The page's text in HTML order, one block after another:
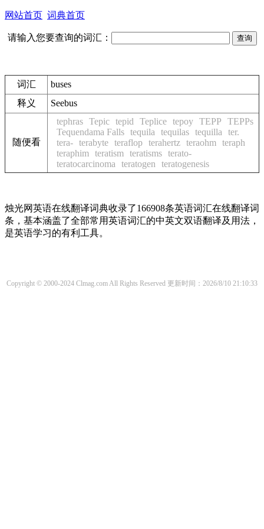
网站首页 词典首页
请输入您要查询的词汇：
词汇
buses
释义
Seebus
随便看
tephras Tepic tepid Teplice tepoy TEPP
TEPPs
Tequendama Falls tequila tequilas tequilla
ter.
tera- terabyte teraflop terahertz teraohm
teraph
teraphim
teratism teratisms terato-
teratocarcinoma
teratogen teratogenesis
烛光网英语在线翻译词典收录了166908条英语词汇在线翻译词
条，基本涵盖了全部常用英语词汇的中英文双语翻译及用法，
是英语学习的有利工具。
Copyright © 2000-2024 Clmag.com All Rights Reserved 更新时间：2026/8/10 21:10:33